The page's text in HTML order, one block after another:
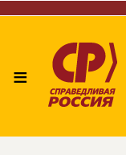
≡